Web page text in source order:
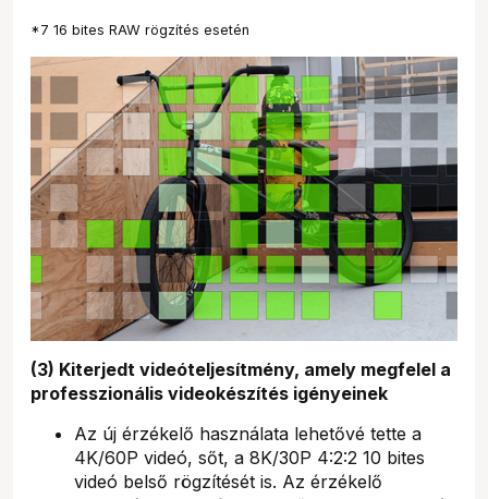
*7 16 bites RAW rögzítés esetén
(3) Kiterjedt videóteljesítmény, amely megfelel a
professzionális videokészítés igényeinek
Az új érzékelő használata lehetővé tette a
4K/60P videó, sőt, a 8K/30P 4:2:2 10 bites
videó belső rögzítését is. Az érzékelő